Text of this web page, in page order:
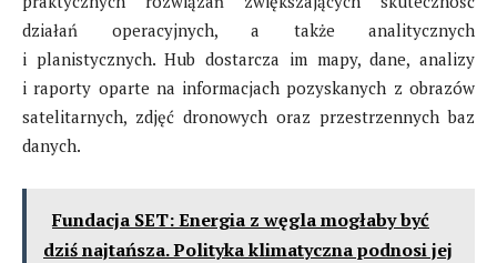
działań operacyjnych, a także analitycznych
i planistycznych. Hub dostarcza im mapy, dane, analizy
i raporty oparte na informacjach pozyskanych z obrazów
satelitarnych, zdjęć dronowych oraz przestrzennych baz
danych.
Fundacja SET: Energia z węgla mogłaby być
dziś najtańsza. Polityka klimatyczna podnosi jej